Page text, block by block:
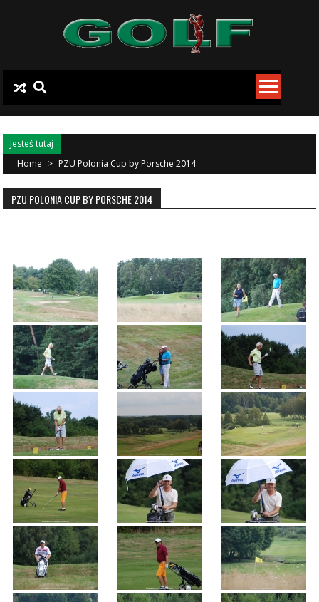
Jesteś tutaj
Home > PZU Polonia Cup by Porsche 2014
PZU POLONIA CUP BY PORSCHE 2014